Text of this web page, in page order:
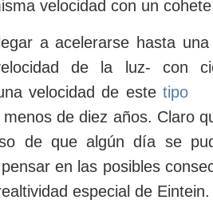
velocidad con un
a acelerarse hasta
de la luz- con
velocidad de este tipo
de diez años. Claro
de que algún día se
en las posibles
especial de Eintein.